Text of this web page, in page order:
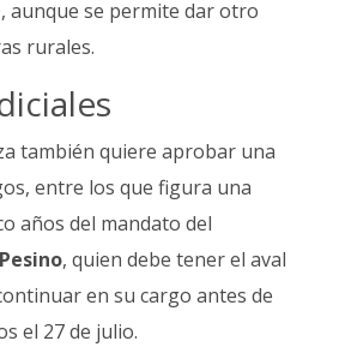
aunque se permite dar otro
rurales.
también quiere aprobar una
entre los que figura una
años del mandato del
, quien debe tener el aval
en su cargo antes de
el 27 de julio.